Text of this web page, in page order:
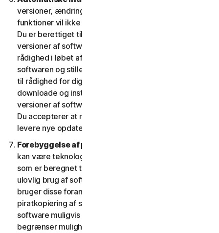
versioner, ændringer, opdateringer, forbedringer eller
funktioner vil ikke være til rådighed på alle platforme.
Du er berettiget til at modtage nye funktioner og
versioner af softwaren, som vi fra tid til anden stiller til
rådighed i løbet af tjenestens løbetid. For at optimere
softwaren og stille den seneste version af softwaren
til rådighed for dig accepterer du, at softwaren kan
downloade og installere nye opdateringer og
versioner af softwaren, når de stilles til rådighed af os.
Du accepterer at modtage og giver os tilladelse til at
levere nye opdateringer og versioner til din enhed.
Forebyggelse af piratkopiering af software.
kan være teknologiske forholdsregler i softwaren,
som er beregnet til at forhindre uautoriseret eller
ulovlig brug af softwaren. Du accepterer, at vi muligvis
bruger disse foranstaltninger til at beskytte os mod
piratkopiering af software (f.eks. indeholder denne
software muligvis håndhævelsesteknologi, som
begrænser muligheden for at afinstallere og fjerne